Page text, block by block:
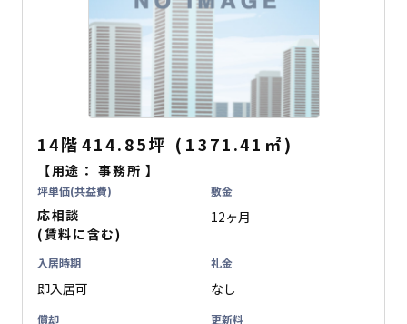
14階414.85坪 ( 1371.41 ㎡)
【用途：事務所 】
坪単価(共益費)
応相談
(賃料に含む)
敷金
12ヶ月
入居時期
即入居可
礼金
なし
償却 更新料